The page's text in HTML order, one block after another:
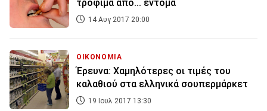
τρόφιμα από... έντομα
14 Αυγ 2017 20:00
ΟΙΚΟΝΟΜΙΑ
Έρευνα: Χαμηλότερες οι τιμές του
καλαθιού στα ελληνικά σουπερμάρκετ
19 Ιουλ 2017 13:30